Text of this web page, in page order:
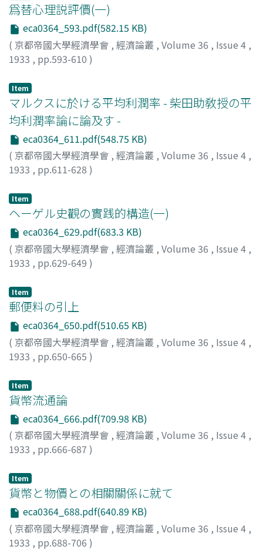
爲替心理説評價(一)
eca0364_593.pdf(582.15 KB)
( 京都帝國大學經濟學會 , 經濟論叢 , Volume 36 , Issue 4 ,
1933 , pp.593-610 )
Item
マルクスに於ける平均利潤率 - 柴田助敎授の平
均利潤率論に論及す -
eca0364_611.pdf(548.75 KB)
( 京都帝國大學經濟學會 , 經濟論叢 , Volume 36 , Issue 4 ,
1933 , pp.611-628 )
Item
ヘーゲル史觀の實践的構造(一)
eca0364_629.pdf(683.3 KB)
( 京都帝國大學經濟學會 , 經濟論叢 , Volume 36 , Issue 4 ,
1933 , pp.629-649 )
Item
郵便料の引上
eca0364_650.pdf(510.65 KB)
( 京都帝國大學經濟學會 , 經濟論叢 , Volume 36 , Issue 4 ,
1933 , pp.650-665 )
Item
貨幣流通論
eca0364_666.pdf(709.98 KB)
( 京都帝國大學經濟學會 , 經濟論叢 , Volume 36 , Issue 4 ,
1933 , pp.666-687 )
Item
貨幣と物價との相關關係に就て
eca0364_688.pdf(640.89 KB)
( 京都帝國大學經濟學會 , 經濟論叢 , Volume 36 , Issue 4 ,
1933 , pp.688-706 )